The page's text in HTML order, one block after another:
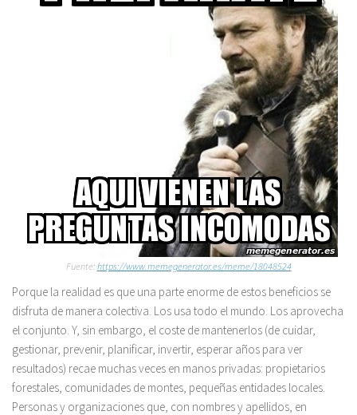
Fuente: https://www.memegenerator.es/meme/18048524
Porque la realidad es que una parte enorme de estos beneficios se
disfruta de manera colectiva. Los usa todo el mundo. Los aprovecha
el conjunto. Y, sin embargo, el coste de mantenerlos (de cuidar,
gestionar, prevenir, planificar, invertir, esperar años para ver
resultados) recae muchas veces en manos privadas: propietarios
forestales, comunidades de montes, pequeñas entidades locales.
Personas y organizaciones que, con nombres y apellidos, en